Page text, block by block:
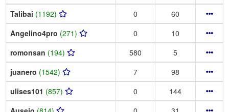
Talibai (1192) 0
60
Angelino4pro (271) 0
10
romonsan (194) 580
5
juanero (1542) 7
98
ulises101 (857) 0
144